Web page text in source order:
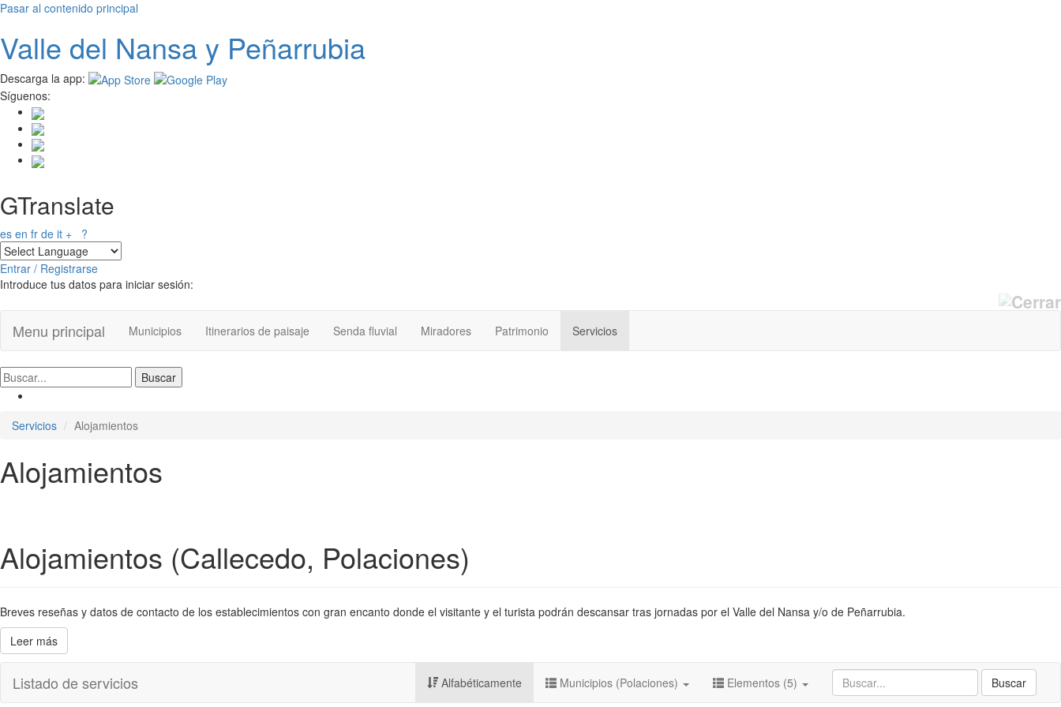
Pasar al contenido principal
Valle del Nansay Peñarrubia
Descarga la app:
Síguenos:
GTranslate
es en fr de it + ?
Entrar / Registrarse
Introduce tus datos para iniciar sesión:
Menu principal Municipios Itinerarios de paisaje Senda fluvial Miradores Patrimonio Servicios
Servicios Alojamientos
Alojamientos
Alojamientos (Callecedo, Polaciones)
Breves reseñas y datos de contacto de los establecimientos con gran encanto donde el visitante y el turista podrán descansar tras jornadas por el Valle del Nansa y/o de Peñarrubia.
Leer más
Listado de servicios Buscar
Alfabéticamente Municipios (Polaciones) Elementos (5)